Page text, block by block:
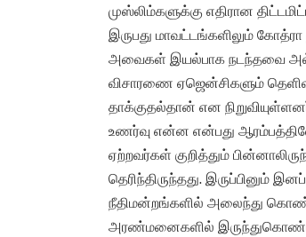
முஸ்லிம்களுக்கு எதிரான
இருபது மாவட்டங்களிலும்
அவைகள் இயல்பாக நடந்தவை
விசாரணை ஏஜென்சிகளும்
தாக்குதல்தான் என
உணர்வு என்ன என்பது
ஏற்றவர்கள் குறித்தும்
தெரிந்திருந்தது. இருப்பினும்
நீதிமன்றங்களில் அலைந்து
அரண்மனைகளில் இருந்துகொண்டு